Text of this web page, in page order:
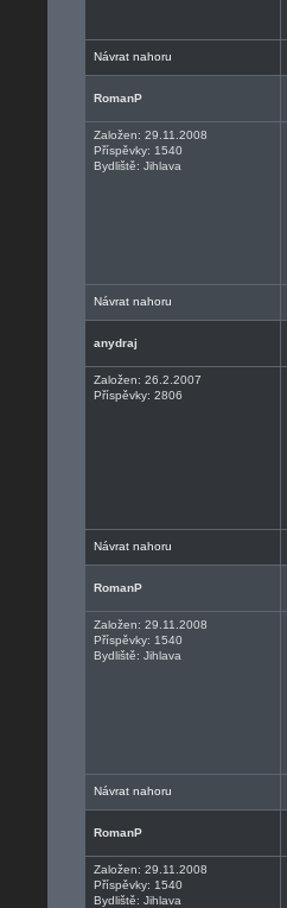
Návrat nahoru
RomanP
Založen: 29.11.2008
Příspěvky: 1540
Bydliště: Jihlava
Návrat nahoru
anydraj
Založen: 26.2.2007
Příspěvky: 2806
Návrat nahoru
RomanP
Založen: 29.11.2008
Příspěvky: 1540
Bydliště: Jihlava
Návrat nahoru
RomanP
Založen: 29.11.2008
Příspěvky: 1540
Bydliště: Jihlava